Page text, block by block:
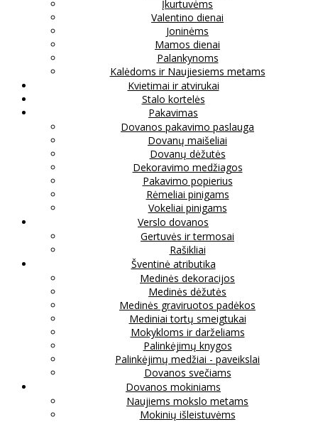
Įkurtuvėms
Valentino dienai
Joninėms
Mamos dienai
Palankynoms
Kalėdoms ir Naujiesiems metams
Kvietimai ir atvirukai
Stalo kortelės
Pakavimas
Dovanos pakavimo paslauga
Dovanų maišeliai
Dovanų dėžutės
Dekoravimo medžiagos
Pakavimo popierius
Rėmeliai pinigams
Vokeliai pinigams
Verslo dovanos
Gertuvės ir termosai
Rašikliai
Šventinė atributika
Medinės dekoracijos
Medinės dėžutės
Medinės graviruotos padėkos
Mediniai tortų smeigtukai
Mokykloms ir darželiams
Palinkėjimų knygos
Palinkėjimų medžiai - paveikslai
Dovanos svečiams
Dovanos mokiniams
Naujiems mokslo metams
Mokinių išleistuvėms